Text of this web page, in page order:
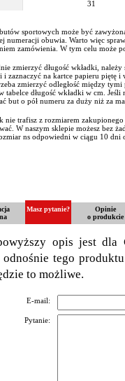
31
sportowych może być
numeracji obuwia. Warto więc
zamówienia. W tym celu może
zmierzyć długość wkładki, należy
i zaznaczyć na kartce papieru piętę i
zmierzyć odległość między tymi
tabelce długość wkładki w cm. Jeśli
but o pół numeru za duży niż za
nie trafisz z rozmiarem
W naszym sklepie możesz bez
ns odpowiedni w ciągu 10 dni
Masz pytanie?
Opinie
o produkcie
opis jest dla
tego
to możliwe.
E-mail:
Pytanie: